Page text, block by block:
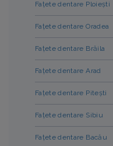
Fațete dentare Ploiești
Fațete dentare Oradea
Fațete dentare Brăila
Fațete dentare Arad
Fațete dentare Pitești
Fațete dentare Sibiu
Fațete dentare Bacău